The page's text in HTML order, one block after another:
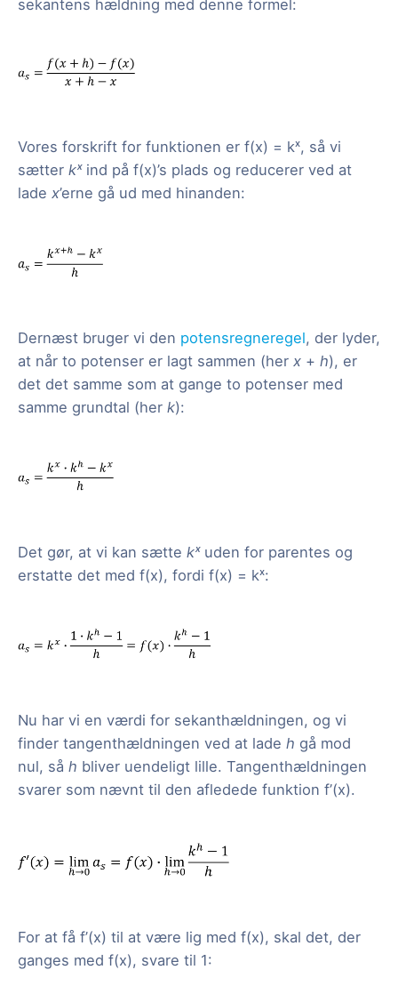
sekantens hældning med denne formel:
Vores forskrift for funktionen er f(x) = kˣ, så vi
sætter kˣ ind på f(x)’s plads og reducerer ved at
lade x’erne gå ud med hinanden:
Dernæst bruger vi den potensregneregel, der lyder,
at når to potenser er lagt sammen (her x + h), er
det det samme som at gange to potenser med
samme grundtal (her k):
Det gør, at vi kan sætte kˣ uden for parentes og
erstatte det med f(x), fordi f(x) = kˣ:
Nu har vi en værdi for sekanthældningen, og vi
finder tangenthældningen ved at lade h gå mod
nul, så h bliver uendeligt lille. Tangenthældningen
svarer som nævnt til den afledede funktion f’(x).
For at få f’(x) til at være lig med f(x), skal det, der
ganges med f(x), svare til 1: